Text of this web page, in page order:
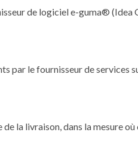
de logiciel e-guma®
par le fournisseur de services
la livraison, dans la mesure